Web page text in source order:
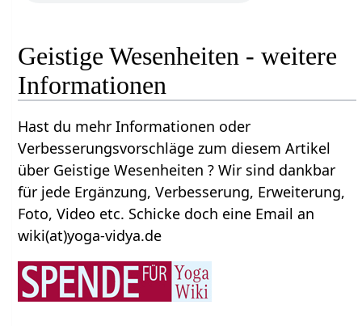
Geistige Wesenheiten - weitere
Informationen
Hast du mehr Informationen oder
Verbesserungsvorschläge zum diesem Artikel
über Geistige Wesenheiten ? Wir sind dankbar
für jede Ergänzung, Verbesserung, Erweiterung,
Foto, Video etc. Schicke doch eine Email an
wiki(at)yoga-vidya.de